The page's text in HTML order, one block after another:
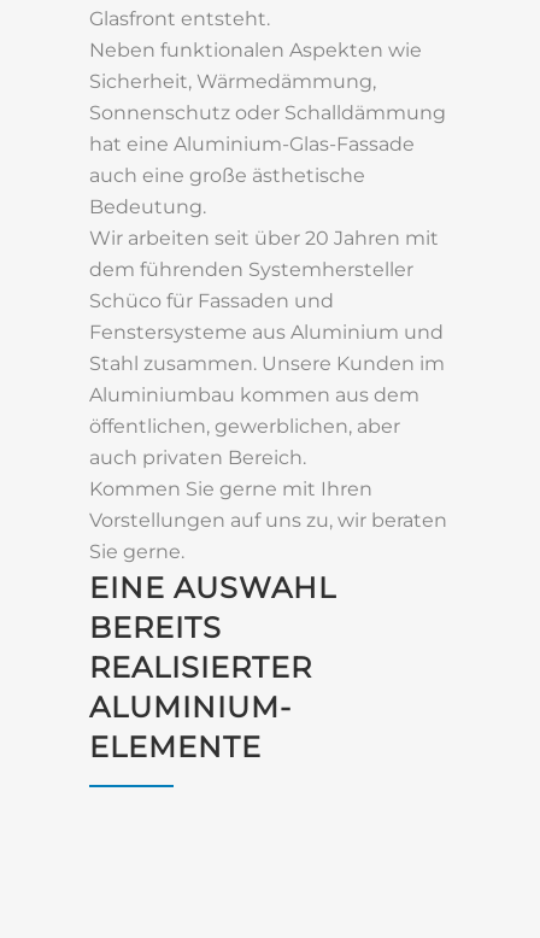
Glasfront entsteht.
Neben funktionalen Aspekten wie
Sicherheit, Wärmedämmung,
Sonnenschutz oder Schalldämmung
hat eine Aluminium-Glas-Fassade
auch eine große ästhetische
Bedeutung.
Wir arbeiten seit über 20 Jahren mit
dem führenden Systemhersteller
Schüco für Fassaden und
Fenstersysteme aus Aluminium und
Stahl zusammen. Unsere Kunden im
Aluminiumbau kommen aus dem
öffentlichen, gewerblichen, aber
auch privaten Bereich.
Kommen Sie gerne mit Ihren
Vorstellungen auf uns zu, wir beraten
Sie gerne.
EINE AUSWAHL
BEREITS
REALISIERTER
ALUMINIUM-
ELEMENTE